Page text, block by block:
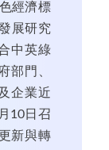
經濟標
展研究
中英綠
部門、
企業近
10日召
新與轉